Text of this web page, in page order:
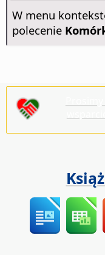
W menu
polecenie